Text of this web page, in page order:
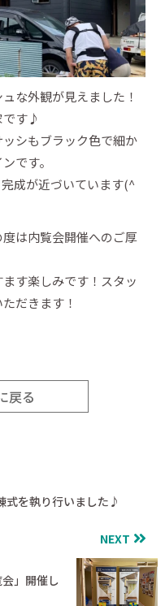
な外観が見えました！
です♪
シもブラック色で細か
です。
成が近づいています(^
は内覧会開催へのご厚
す楽しみです！スタッ
だきます！
戻る
式を執り行いました♪
NEXT
」開催し